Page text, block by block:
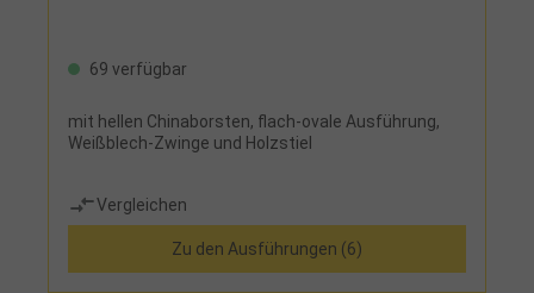
69 verfügbar
mit hellen Chinaborsten, flach-ovale Ausführung,
Weißblech-Zwinge und Holzstiel
Vergleichen
Zu den Ausführungen (6)